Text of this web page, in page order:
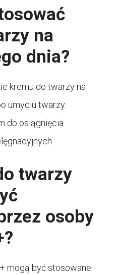
na
dnia?
kremu do twarzy na
umyciu twarzy.
do osiągnięcia
twarzy
osoby
mogą być stosowane